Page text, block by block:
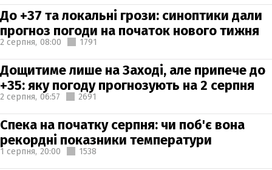
До +37 та локальні грози: синоптики дали
прогноз погоди на початок нового тижня
2 серпня, 08:00 1791
Дощитиме лише на Заході, але припече до
+35: яку погоду прогнозують на 2 серпня
2 серпня, 06:57 2691
Спека на початку серпня: чи поб'є вона
рекордні показники температури
1 серпня, 20:00 1538